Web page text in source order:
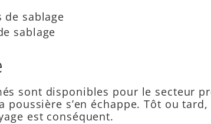
sablage
sablage
sont disponibles pour le secteur
poussière s’en échappe. Tôt ou
est conséquent.